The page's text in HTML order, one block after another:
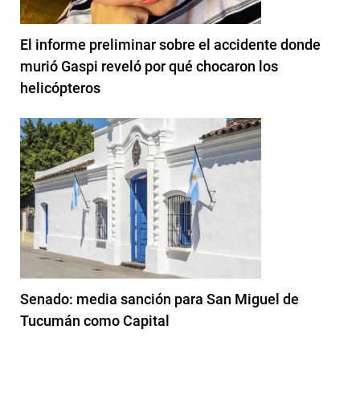
El informe preliminar sobre el accidente donde
murió Gaspi reveló por qué chocaron los
helicópteros
Senado: media sanción para San Miguel de
Tucumán como Capital